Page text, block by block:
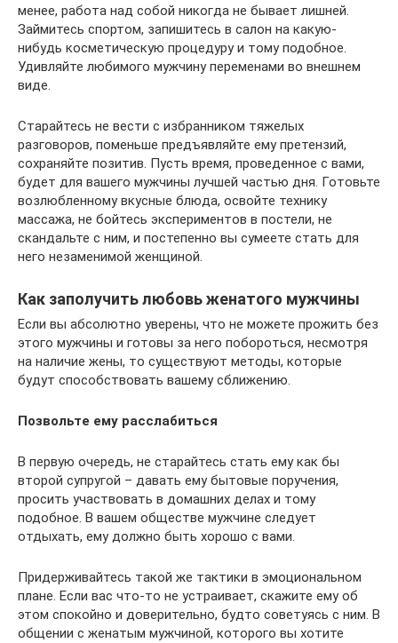
менее, работа над собой никогда не бывает лишней.
Займитесь спортом, запишитесь в салон на какую-
нибудь косметическую процедуру и тому подобное.
Удивляйте любимого мужчину переменами во внешнем
виде.
Старайтесь не вести с избранником тяжелых
разговоров, поменьше предъявляйте ему претензий,
сохраняйте позитив. Пусть время, проведенное с вами,
будет для вашего мужчины лучшей частью дня. Готовьте
возлюбленному вкусные блюда, освойте технику
массажа, не бойтесь экспериментов в постели, не
скандальте с ним, и постепенно вы сумеете стать для
него незаменимой женщиной.
Как заполучить любовь женатого мужчины
Если вы абсолютно уверены, что не можете прожить без
этого мужчины и готовы за него побороться, несмотря
на наличие жены, то существуют методы, которые
будут способствовать вашему сближению.
Позвольте ему расслабиться
В первую очередь, не старайтесь стать ему как бы
второй супругой – давать ему бытовые поручения,
просить участвовать в домашних делах и тому
подобное. В вашем обществе мужчине следует
отдыхать, ему должно быть хорошо с вами.
Придерживайтесь такой же тактики в эмоциональном
плане. Если вас что-то не устраивает, скажите ему об
этом спокойно и доверительно, будто советуясь с ним. В
общении с женатым мужчиной, которого вы хотите